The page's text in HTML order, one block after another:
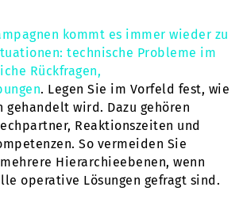
kommt es immer wieder zu
technische Probleme im
Rückfragen,
. Legen Sie im Vorfeld fest, wie
gehandelt wird. Dazu gehören
Reaktionszeiten und
So vermeiden Sie
Hierarchieebenen, wenn
operative Lösungen gefragt sind.